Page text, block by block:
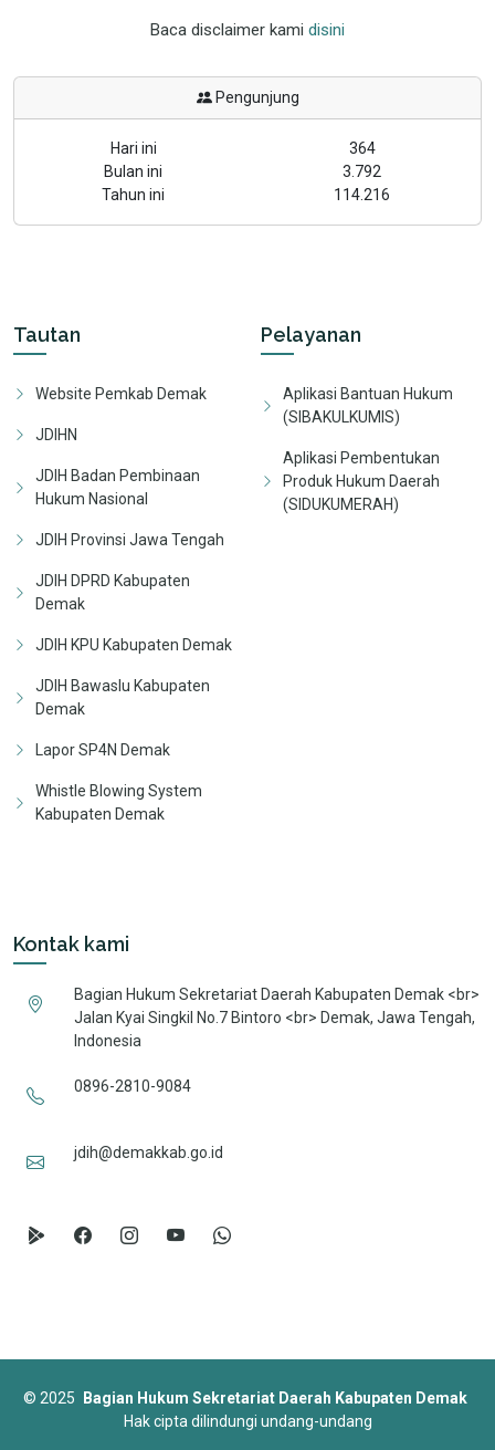
Baca disclaimer kami disini
Pengunjung
Hari ini
364
Bulan ini
3.792
Tahun ini
114.216
Tautan
Website Pemkab Demak
JDIHN
JDIH Badan Pembinaan
Hukum Nasional
JDIH Provinsi Jawa Tengah
JDIH DPRD Kabupaten
Demak
JDIH KPU Kabupaten Demak
JDIH Bawaslu Kabupaten
Demak
Lapor SP4N Demak
Whistle Blowing System
Kabupaten Demak
Pelayanan
Aplikasi Bantuan Hukum
(SIBAKULKUMIS)
Aplikasi Pembentukan
Produk Hukum Daerah
(SIDUKUMERAH)
Kontak kami
Bagian Hukum Sekretariat Daerah Kabupaten Demak <br>
Jalan Kyai Singkil No.7 Bintoro <br> Demak, Jawa Tengah,
Indonesia
0896-2810-9084
jdih@demakkab.go.id
© 2025
Bagian Hukum Sekretariat Daerah Kabupaten Demak
Hak cipta dilindungi undang-undang